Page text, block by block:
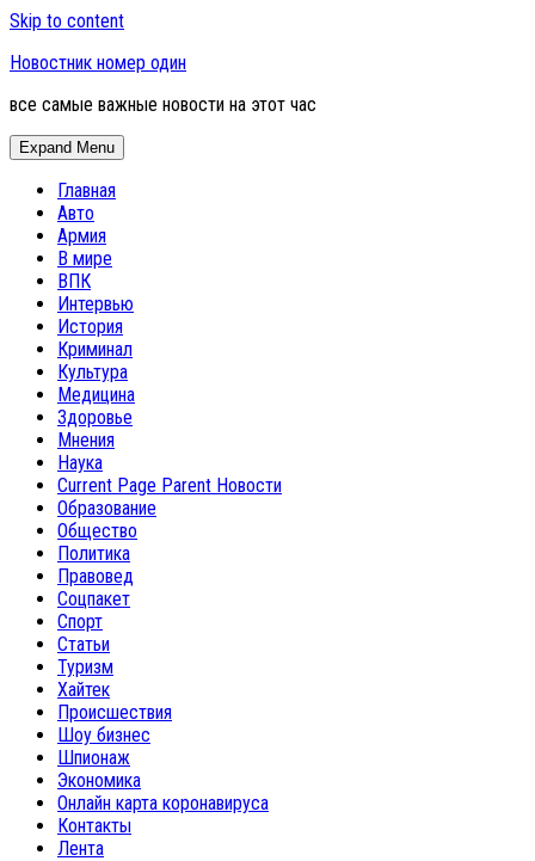
Skip to content
Новостник номер один
все самые важные новости на этот час
Expand Menu
Главная
Авто
Армия
В мире
ВПК
Интервью
История
Криминал
Культура
Медицина
Здоровье
Мнения
Наука
Current Page Parent Новости
Образование
Общество
Политика
Правовед
Соцпакет
Спорт
Статьи
Туризм
Хайтек
Происшествия
Шоу бизнес
Шпионаж
Экономика
Онлайн карта коронавируса
Контакты
Лента